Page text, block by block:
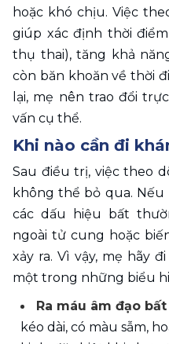
hoặc khó chịu. Việc
giúp xác định thời
thụ thai), tăng khả
còn băn khoăn về thời
lại, mẹ nên trao đổi
vấn cụ thể.
Khi nào cần đi
Sau điều trị, việc theo
không thể bỏ qua.
các dấu hiệu bất
ngoài tử cung hoặc
xảy ra. Vì vậy, mẹ hãy
một trong những biểu
Ra máu âm đạo
kéo dài, có màu sẫm,